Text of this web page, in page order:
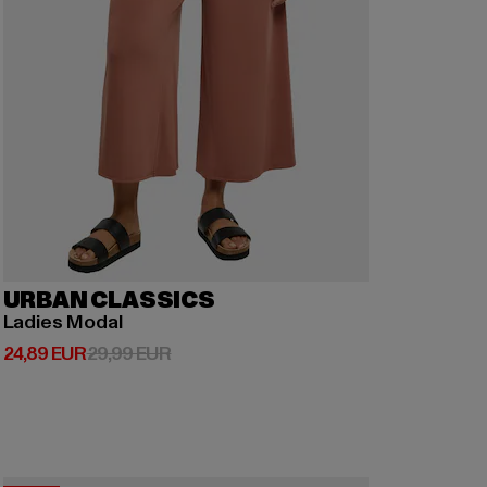
URBAN CLASSICS
Ladies Modal
24,89 EUR
Derzeitiger Preis: 24,89 EUR
29,99 EURAktionspreis: 29,99 EUR